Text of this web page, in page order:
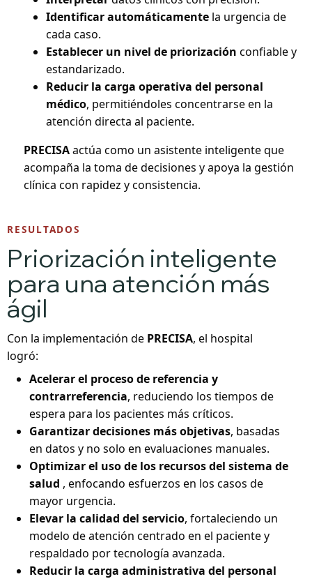
Identificar automáticamente la urgencia de
cada caso.
Establecer un nivel de priorización confiable y
estandarizado.
Reducir la carga operativa del personal
médico, permitiéndoles concentrarse en la
atención directa al paciente.
PRECISAactúa como un asistente inteligente que
acompaña la toma de decisiones y apoya la gestión
clínica con rapidez y consistencia.
RESULTADOS
Priorización inteligente
para una atención más
ágil
Con la implementación de PRECISA, el hospital
logró:
Acelerar el proceso de referencia y
contrarreferencia, reduciendo los tiempos de
espera para los pacientes más críticos.
Garantizar decisiones más objetivas, basadas
en datos y no solo en evaluaciones manuales.
Optimizar el uso de los recursos del sistema de
salud , enfocando esfuerzos en los casos de
mayor urgencia.
Elevar la calidad del servicio, fortaleciendo un
modelo de atención centrado en el paciente y
respaldado por tecnología avanzada.
Reducir la carga administrativa del personal